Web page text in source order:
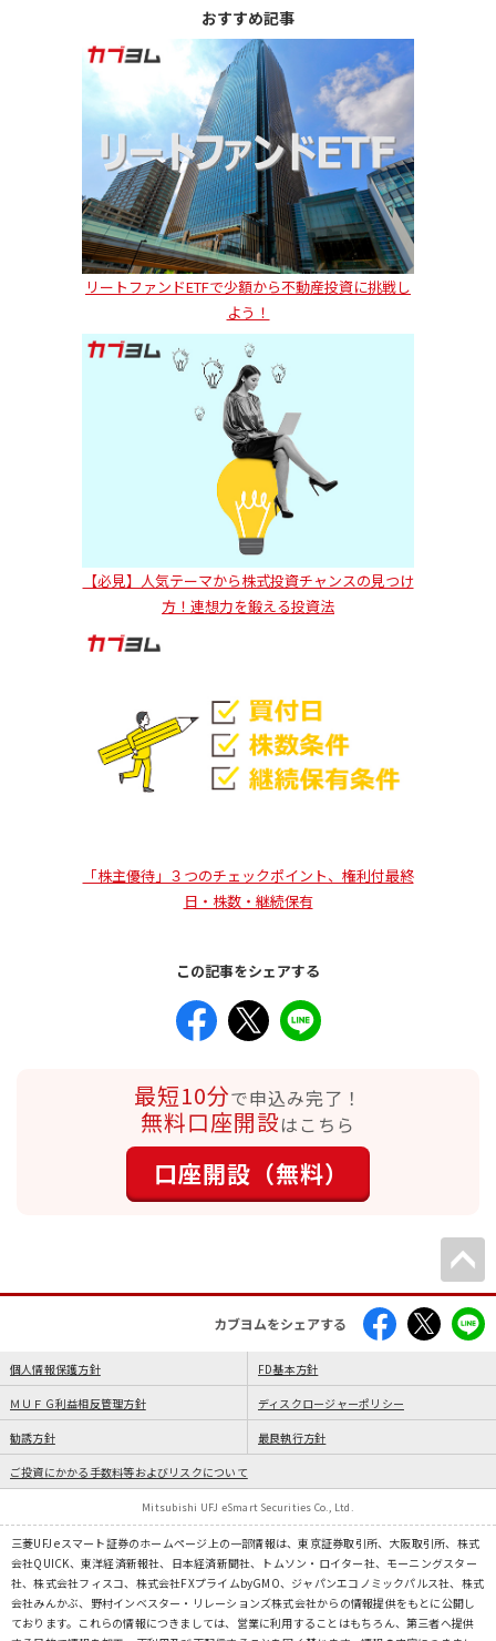
おすすめ記事
リートファンドETFで少額から不動産投資に挑戦し
よう！
【必見】人気テーマから株式投資チャンスの見つけ
方！連想力を鍛える投資法
「株主優待」３つのチェックポイント、権利付最終
日・株数・継続保有
この記事をシェアする
最短10分で申込み完了！
無料口座開設はこちら
口座開設（無料）
カブヨムをシェアする
個人情報保護方針 FD基本方針
ＭＵＦＧ利益相反管理方針 ディスクロージャーポリシー
勧誘方針 最良執行方針
ご投資にかかる手数料等およびリスクについて
Mitsubishi UFJ eSmart Securities Co., Ltd.
三菱UFJ eスマート証券のホームページ上の一部情報は、東京証券取引所、大阪取引所、株式
会社QUICK、東洋経済新報社、日本経済新聞社、トムソン・ロイター社、モーニングスター
社、株式会社フィスコ、株式会社FXプライムbyGMO、ジャパンエコノミックパルス社、株式
会社みんかぶ、野村インベスター・リレーションズ株式会社からの情報提供をもとに公開し
ております。これらの情報につきましては、営業に利用することはもちろん、第三者へ提供